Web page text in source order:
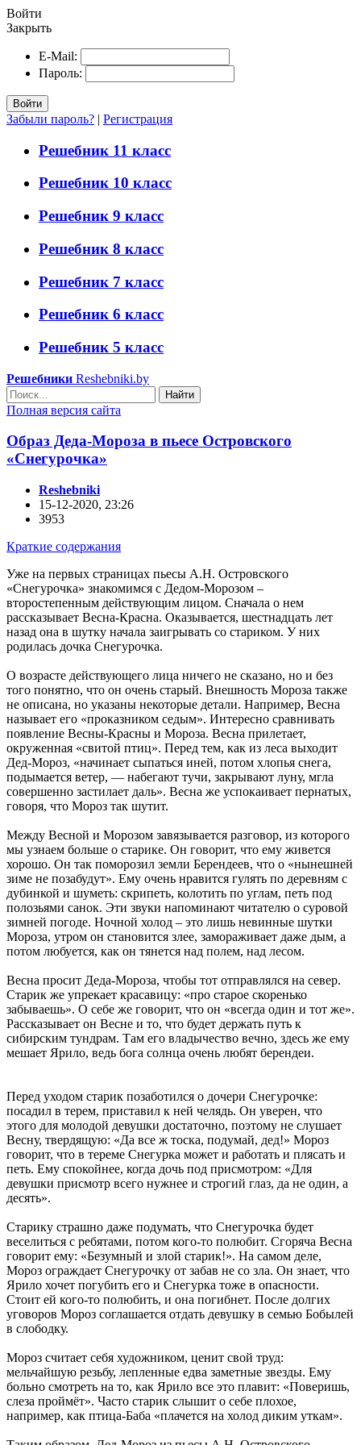
Войти
Закрыть
E-Mail:
Пароль:
Войти
Забыли пароль? | Регистрация
Решебник 11 класс
Решебник 10 класс
Решебник 9 класс
Решебник 8 класс
Решебник 7 класс
Решебник 6 класс
Решебник 5 класс
Решебники Reshebniki.by
Найти
Полная версия сайта
Образ Деда-Мороза в пьесе Островского
«Снегурочка»
Reshebniki
15-12-2020, 23:26
3953
Краткие содержания
Уже на первых страницах пьесы А.Н. Островского
«Снегурочка» знакомимся с Дедом-Морозом –
второстепенным действующим лицом. Сначала о нем
рассказывает Весна-Красна. Оказывается, шестнадцать лет
назад она в шутку начала заигрывать со стариком. У них
родилась дочка Снегурочка.
О возрасте действующего лица ничего не сказано, но и без
того понятно, что он очень старый. Внешность Мороза также
не описана, но указаны некоторые детали. Например, Весна
называет его «проказником седым». Интересно сравнивать
появление Весны-Красны и Мороза. Весна прилетает,
окруженная «свитой птиц». Перед тем, как из леса выходит
Дед-Мороз, «начинает сыпаться иней, потом хлопья снега,
подымается ветер, — набегают тучи, закрывают луну, мгла
совершенно застилает даль». Весна же успокаивает пернатых,
говоря, что Мороз так шутит.
Между Весной и Морозом завязывается разговор, из которого
мы узнаем больше о старике. Он говорит, что ему живется
хорошо. Он так поморозил земли Берендеев, что о «нынешней
зиме не позабудут». Ему очень нравится гулять по деревням с
дубинкой и шуметь: скрипеть, колотить по углам, петь под
полозьями санок. Эти звуки напоминают читателю о суровой
зимней погоде. Ночной холод – это лишь невинные шутки
Мороза, утром он становится злее, замораживает даже дым, а
потом любуется, как он тянется над полем, над лесом.
Весна просит Деда-Мороза, чтобы тот отправлялся на север.
Старик же упрекает красавицу: «про старое скоренько
забываешь». О себе же говорит, что он «всегда один и тот же».
Рассказывает он Весне и то, что будет держать путь к
сибирским тундрам. Там его владычество вечно, здесь же ему
мешает Ярило, ведь бога солнца очень любят берендеи.
Перед уходом старик позаботился о дочери Снегурочке:
посадил в терем, приставил к ней челядь. Он уверен, что
этого для молодой девушки достаточно, поэтому не слушает
Весну, твердящую: «Да все ж тоска, подумай, дед!» Мороз
говорит, что в тереме Снегурка может и работать и плясать и
петь. Ему спокойнее, когда дочь под присмотром: «Для
девушки присмотр всего нужнее и строгий глаз, да не один, а
десять».
Старику страшно даже подумать, что Снегурочка будет
веселиться с ребятами, потом кого-то полюбит. Сгоряча Весна
говорит ему: «Безумный и злой старик!». На самом деле,
Мороз ограждает Снегурочку от забав не со зла. Он знает, что
Ярило хочет погубить его и Снегурка тоже в опасности.
Стоит ей кого-то полюбить, и она погибнет. После долгих
уговоров Мороз соглашается отдать девушку в семью Бобылей
в слободку.
Мороз считает себя художником, ценит свой труд:
мельчайшую резьбу, лепленные едва заметные звезды. Ему
больно смотреть на то, как Ярило все это плавит: «Поверишь,
слеза проймёт». Часто старик слышит о себе плохое,
например, как птица-Баба «плачется на холод диким уткам».